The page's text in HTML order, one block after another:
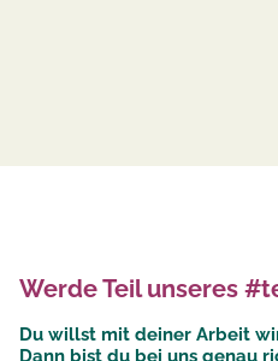
Werde Teil unseres
Du willst mit deiner Arbeit
Dann bist du bei uns genau